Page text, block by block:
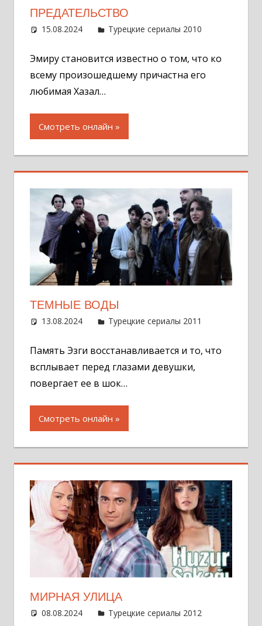
ПРЕДАТЕЛЬСТВО
15.08.2024 Администратор
Турецкие сериалы 2010
Эмиру становится известно о том, что ко
всему произошедшему причастна его
любимая Хазал…
Смотреть онлайн
ТЕМНЫЕ ВОДЫ
13.08.2024 Администратор
Турецкие сериалы 2011
Память Эзги восстанавливается и то, что
всплывает перед глазами девушки,
повергает ее в шок…
Смотреть онлайн
МИРНАЯ УЛИЦА
08.08.2024 Администратор
Турецкие сериалы 2012